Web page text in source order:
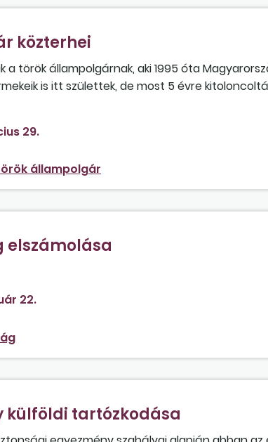
közterhei
török állampolgárnak, aki 1995 óta
is itt születtek, de most 5 évre
érinti ez a helyzet az egészség-
annak ellenére, hogy 5 évig nem
29.
állampolgár
pótszabadság idejére kifizetett juttatás?
22.
külföldi tartózkodása